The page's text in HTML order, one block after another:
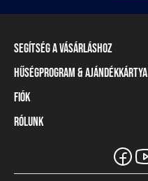
Segítség a vásárláshoz
Szállítási információ
Fizetési módok
Mérettáblázat
Üzleteink és viszonteladók
Gyakori kérdések (GYIK)
Hűségprogram & Ajándékkártya
Törzsvásárlói program
Ajándékkártya
Fiók
Belépés / Regisztráció
Rólunk
A Heavy Tools márka
Viszonteladói információ